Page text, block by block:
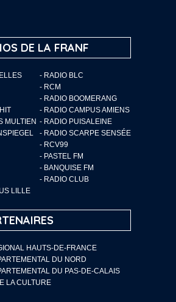
DE LA FRANF
- RADIO BLC
- RCM
- RADIO BOOMERANG
- RADIO CAMPUS AMIENS
MULTIEN - RADIO PUISALEINE
- RADIO SCARPE SENSÉE
- RCV99
- PASTEL FM
- BANQUISE FM
- RADIO CLUB
LILLE
HAUTS-DE-FRANCE
DU NORD
DU PAS-DE-CALAIS
LA CULTURE